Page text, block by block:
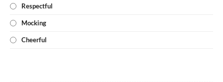
Respectful
Mocking
Cheerful